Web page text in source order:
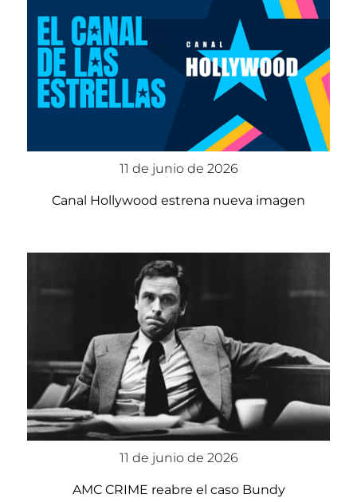
11 de junio de 2026
Canal Hollywood estrena nueva imagen
11 de junio de 2026
AMC CRIME reabre el caso Bundy